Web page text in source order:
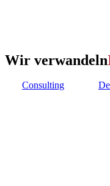
Wir verwandeln
Consulting